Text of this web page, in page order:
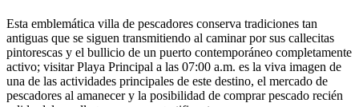
Esta emblemática villa de pescadores conserva tradiciones tan
antiguas que se siguen transmitiendo al caminar por sus callecitas
pintorescas y el bullicio de un puerto contemporáneo completamente
activo; visitar Playa Principal a las 07:00 a.m. es la viva imagen de
una de las actividades principales de este destino, el mercado de
pescadores al amanecer y la posibilidad de comprar pescado recién